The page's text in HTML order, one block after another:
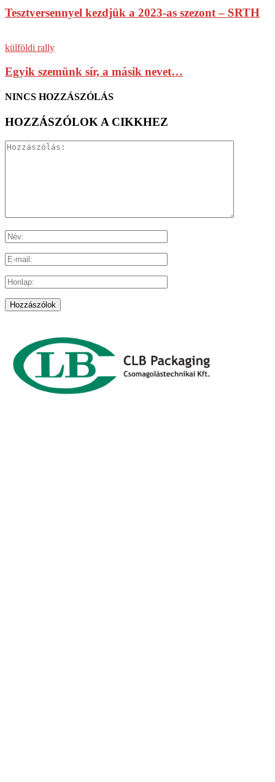
Tesztversennyel kezdjük a 2023-as szezont – SRTH
külföldi rally
Egyik szemünk sír, a másik nevet…
NINCS HOZZÁSZÓLÁS
HOZZÁSZÓLOK A CIKKHEZ